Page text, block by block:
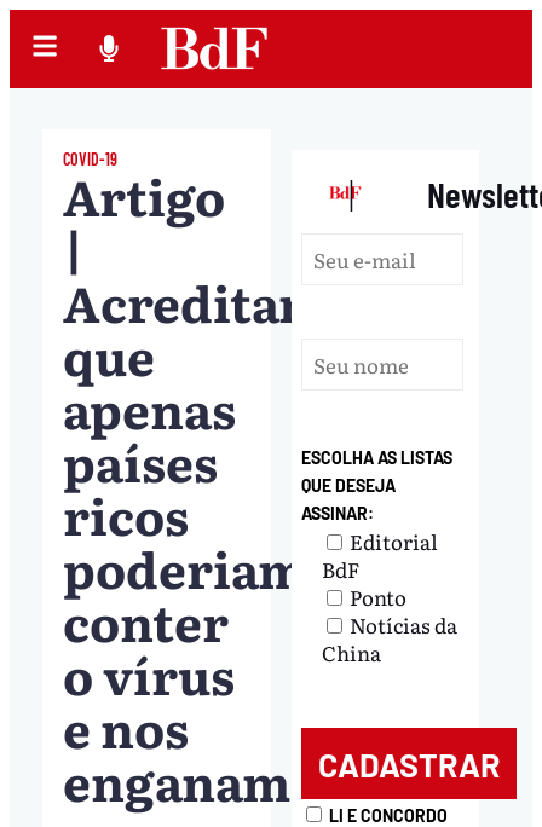
COVID-19
Artigo
|
Acreditamos
que
apenas
países
ricos
poderiam
conter
o vírus
e nos
enganamos
|
ESCOLHA AS LISTAS
QUE DESEJA
ASSINAR:
Editorial
BdF
Ponto
Notícias da
China
LI E CONCORDO